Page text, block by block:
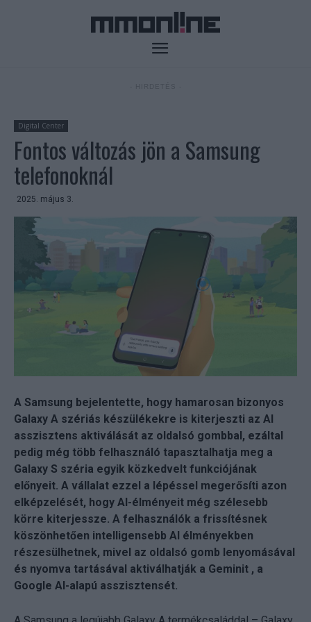
Digital Center
Fontos változás jön a Samsung
telefonoknál
2025. május 3.
A Samsung bejelentette, hogy hamarosan bizonyos
Galaxy A szériás készülékekre is kiterjeszti az AI
asszisztens aktiválását az oldalsó gombbal, ezáltal
pedig még több felhasználó tapasztalhatja meg a
Galaxy S széria egyik közkedvelt funkciójának
előnyeit. A vállalat ezzel a lépéssel megerősíti azon
elképzelését, hogy AI-élményeit még szélesebb
körre kiterjessze. A felhasználók a frissítésnek
köszönhetően intelligensebb AI élményekben
részesülhetnek, mivel az oldalsó gomb lenyomásával
és nyomva tartásával aktiválhatják a Geminit , a
Google AI-alapú asszisztensét.